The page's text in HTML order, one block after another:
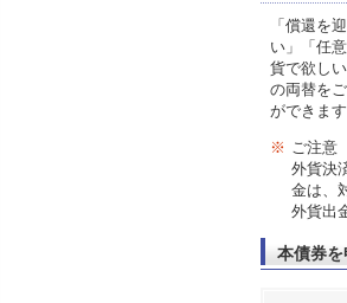
「償還を
い」「任
貨で欲し
の両替を
ができま
※
ご注意
外貨決
金は、
外貨出
本債券